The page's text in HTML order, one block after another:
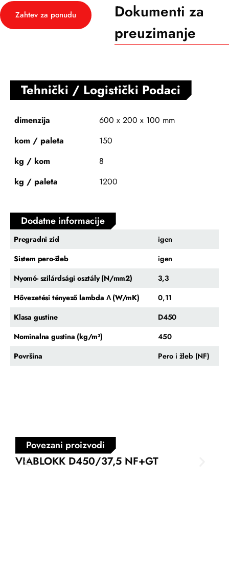
Zahtev za ponudu
Dokumenti za
preuzimanje
Tehnički / Logistički Podaci
dimenzija
600 x 200 x 100 mm
kom / paleta
150
kg / kom
8
kg / paleta
1200
Dodatne informacije
Pregradni zid
igen
Sistem pero-žleb
igen
Nyomó- szilárdsági osztály (N/mm2)
3,3
Hővezetési tényező lambda Λ (W/mK)
0,11
Klasa gustine
D450
Nominalna gustina (kg/m³)
450
Površina
Pero i žleb (NF)
Povezani proizvodi
VIABLOKK D450/37,5 NF+GT